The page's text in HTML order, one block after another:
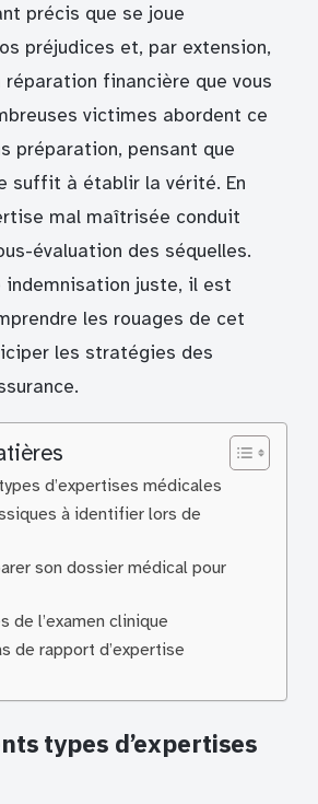
précis que se joue
préjudices et, par extension,
financière que vous
victimes abordent ce
préparation, pensant que
suffit à établir la vérité. En
mal maîtrisée conduit
évaluation des séquelles.
indemnisation juste, il est
les rouages de cet
les stratégies des
d’expertises médicales
à identifier lors de
son dossier médical pour
de l’examen clinique
de rapport d’expertise
types d’expertises